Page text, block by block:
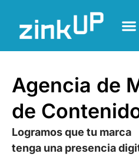
Agencia de
de
Logramos que tu marca
tenga una presencia